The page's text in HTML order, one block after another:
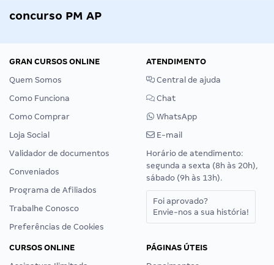
concurso PM AP
GRAN CURSOS ONLINE
Quem Somos
Como Funciona
Como Comprar
Loja Social
Validador de documentos
Conveniados
Programa de Afiliados
Trabalhe Conosco
Preferências de Cookies
ATENDIMENTO
Central de ajuda
Chat
WhatsApp
E-mail
Horário de atendimento:
segunda a sexta (8h às 20h),
sábado (9h às 13h).
Foi aprovado?
Envie-nos a sua história!
CURSOS ONLINE
PÁGINAS ÚTEIS